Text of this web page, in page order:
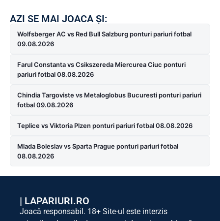
AZI SE MAI JOACA ȘI:
Wolfsberger AC vs Red Bull Salzburg ponturi pariuri fotbal
09.08.2026
Farul Constanta vs Csikszereda Miercurea Ciuc ponturi
pariuri fotbal 08.08.2026
Chindia Targoviste vs Metaloglobus Bucuresti ponturi pariuri
fotbal 09.08.2026
Teplice vs Viktoria Plzen ponturi pariuri fotbal 08.08.2026
Mlada Boleslav vs Sparta Prague ponturi pariuri fotbal
08.08.2026
| LAPARIURI.RO
Joacă responsabil. 18+ Site-ul este interzis